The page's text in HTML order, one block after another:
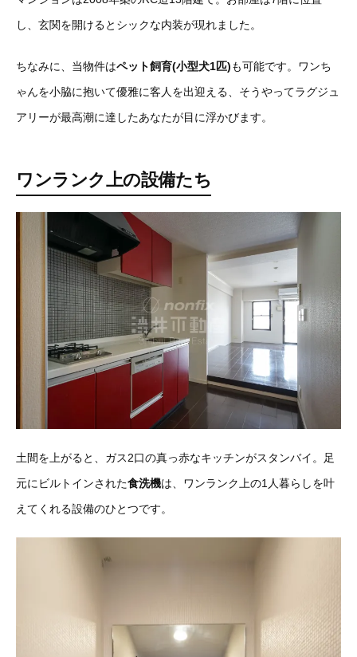
し、玄関を開けるとシックな内装が現れました。
ちなみに、当物件はペット飼育(小型犬1匹)も可能です。ワンち
ゃんを小脇に抱いて優雅に客人を出迎える、そうやってラグジュ
アリーが最高潮に達したあなたが目に浮かびます。
ワンランク上の設備たち
土間を上がると、ガス2口の真っ赤なキッチンがスタンバイ。足
元にビルトインされた食洗機は、ワンランク上の1人暮らしを叶
えてくれる設備のひとつです。